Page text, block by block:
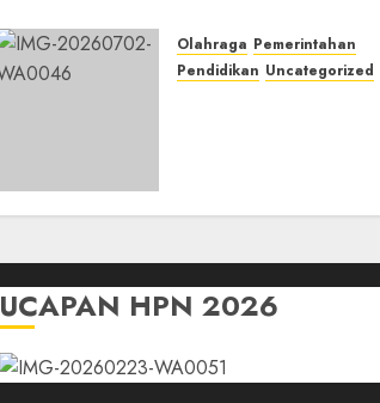
Olahraga Pemerintahan
Pendidikan Uncategorized
UCAPAN HPN 2026